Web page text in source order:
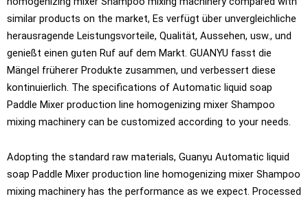
similar products on the market, Es verfügt über unvergleichliche
herausragende Leistungsvorteile, Qualität, Aussehen, usw., und
genießt einen guten Ruf auf dem Markt. GUANYU fasst die
Mängel früherer Produkte zusammen, und verbessert diese
kontinuierlich. The specifications of Automatic liquid soap
Paddle Mixer production line homogenizing mixer Shampoo
mixing machinery can be customized according to your needs.
Adopting the standard raw materials, Guanyu Automatic liquid
soap Paddle Mixer production line homogenizing mixer Shampoo
mixing machinery has the performance as we expect. Processed